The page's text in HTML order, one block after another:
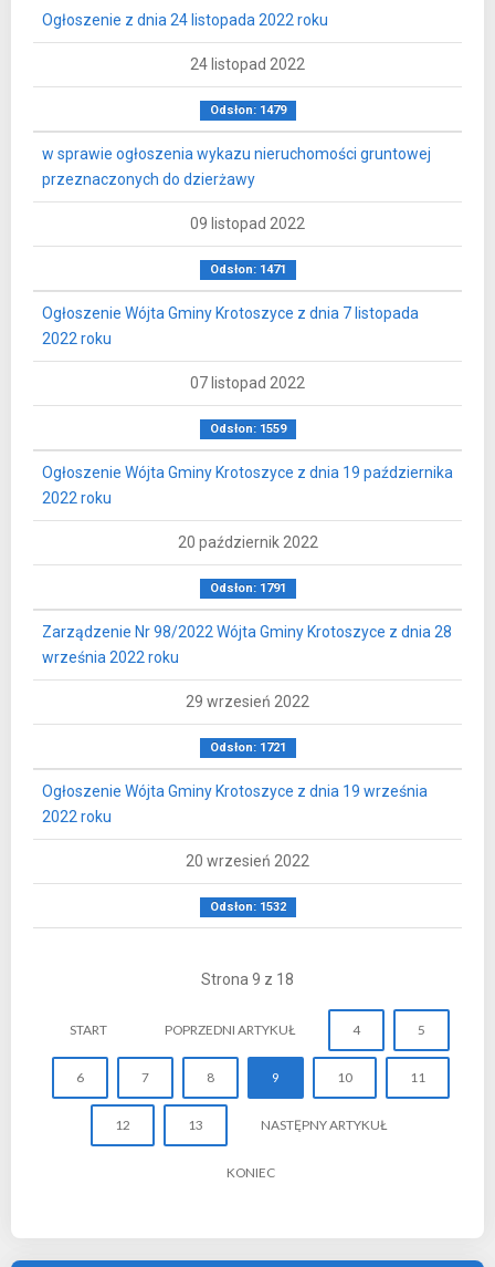
Ogłoszenie z dnia 24 listopada 2022 roku
24 listopad 2022
Odsłon: 1479
w sprawie ogłoszenia wykazu nieruchomości gruntowej
przeznaczonych do dzierżawy
09 listopad 2022
Odsłon: 1471
Ogłoszenie Wójta Gminy Krotoszyce z dnia 7 listopada
2022 roku
07 listopad 2022
Odsłon: 1559
Ogłoszenie Wójta Gminy Krotoszyce z dnia 19 października
2022 roku
20 październik 2022
Odsłon: 1791
Zarządzenie Nr 98/2022 Wójta Gminy Krotoszyce z dnia 28
września 2022 roku
29 wrzesień 2022
Odsłon: 1721
Ogłoszenie Wójta Gminy Krotoszyce z dnia 19 września
2022 roku
20 wrzesień 2022
Odsłon: 1532
Strona 9 z 18
START POPRZEDNI ARTYKUŁ 4 5
6 7 8 9 10 11
12 13 NASTĘPNY ARTYKUŁ
KONIEC